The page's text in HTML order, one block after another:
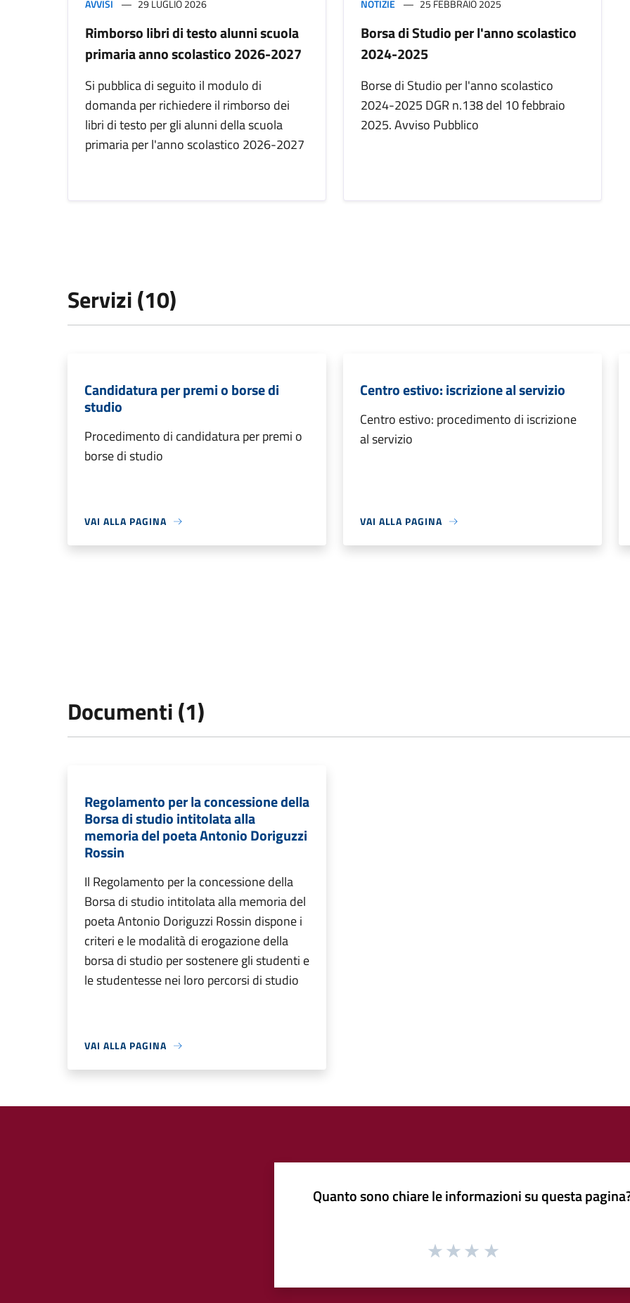
AVVISI 29 LUGLIO 2026
Rimborso libri di testo alunni scuola
primaria anno scolastico 2026-2027
Si pubblica di seguito il modulo di
domanda per richiedere il rimborso dei
libri di testo per gli alunni della scuola
primaria per l'anno scolastico 2026-2027
NOTIZIE 25 FEBBRAIO 2025
Borsa di Studio per l'anno scolastico
2024-2025
Borse di Studio per l'anno scolastico
2024-2025 DGR n.138 del 10 febbraio
2025. Avviso Pubblico
Servizi (10)
Candidatura per premi o borse di
studio
Procedimento di candidatura per premi o
borse di studio
VAI ALLA PAGINA
Centro estivo: iscrizione al servizio
Centro estivo: procedimento di iscrizione
al servizio
VAI ALLA PAGINA
Documenti (1)
Regolamento per la concessione della
Borsa di studio intitolata alla
memoria del poeta Antonio Doriguzzi
Rossin
Il Regolamento per la concessione della
Borsa di studio intitolata alla memoria del
poeta Antonio Doriguzzi Rossin dispone i
criteri e le modalità di erogazione della
borsa di studio per sostenere gli studenti e
le studentesse nei loro percorsi di studio
VAI ALLA PAGINA
Quanto sono chiare le informazioni su questa